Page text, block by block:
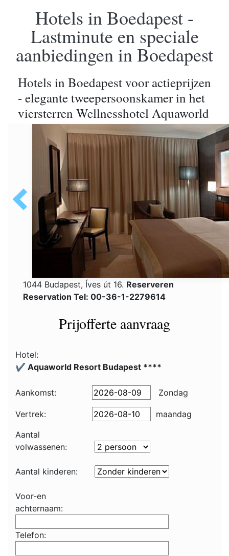
Hotels in Boedapest -
Lastminute en speciale
aanbiedingen in Boedapest
Hotels in Boedapest voor actieprijzen
- elegante tweepersoonskamer in het
viersterren Wellnesshotel Aquaworld
1044 Budapest, Íves út 16. Reserveren
Reservation Tel: 00-36-1-2279614
Prijofferte aanvraag
Hotel:
✔️ Aquaworld Resort Budapest ****
Aankomst: Zondag
Vertrek:
maandag
Aantal
volwassenen:
Aantal kinderen:
Voor-en
achternaam:
Telefon: